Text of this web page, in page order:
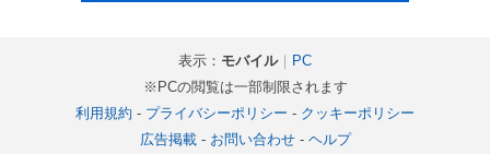
表示： モバイル｜ PC
※PCの閲覧は一部制限されます
利用規約 - プライバシーポリシー - クッキーポリシー
広告掲載- お問い合わせ- ヘルプ